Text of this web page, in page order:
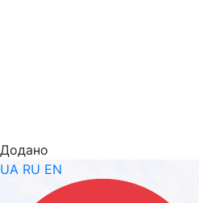
Додано
UA RU EN